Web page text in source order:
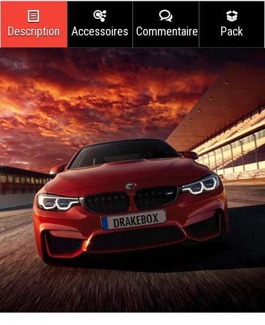
Description Accessoires Commentaires Pack